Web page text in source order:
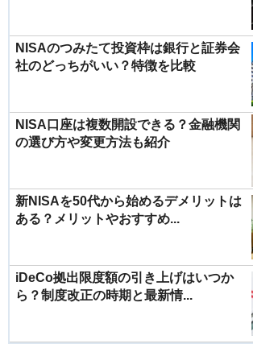
NISAのつみたて投資枠は銀行と証券会
社のどっちがいい？特徴を比較
NISA口座は複数開設できる？金融機関
の選び方や変更方法も紹介
新NISAを50代から始めるデメリットは
ある？メリットやおすすめ...
iDeCo拠出限度額の引き上げはいつか
ら？制度改正の時期と最新情...